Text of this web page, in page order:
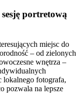
portretową
miejsc do
– od zielonych
wnętrza –
lokalnego fotografa,
pozwala na lepsze